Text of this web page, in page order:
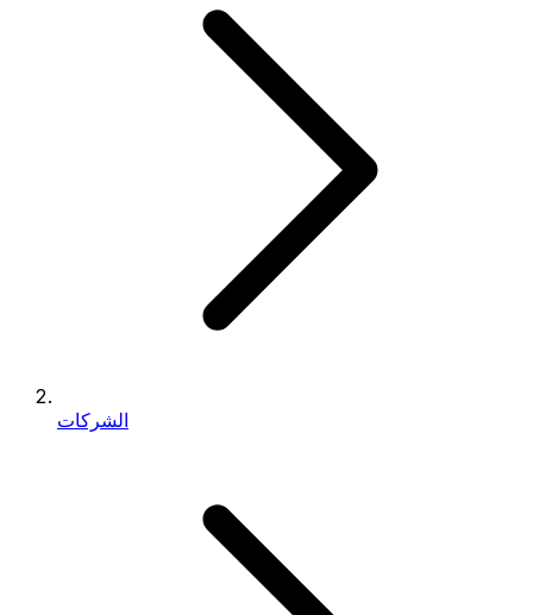
الشركات